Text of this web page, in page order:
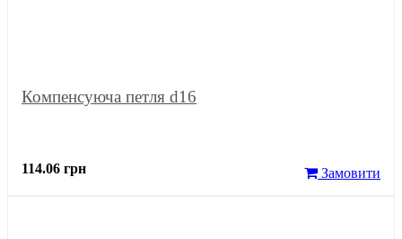
Компенсуюча петля d16
114.06 грн Замовити